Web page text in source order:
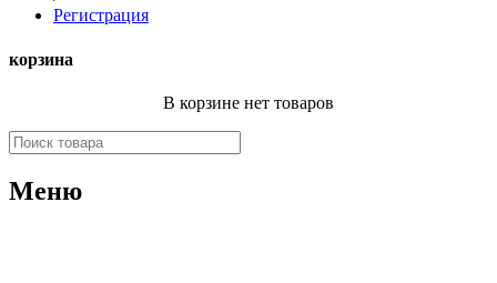
Регистрация
корзина
В корзине нет товаров
Меню